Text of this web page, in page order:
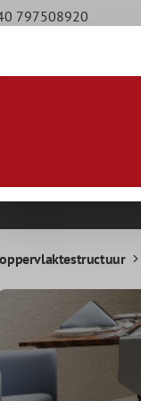
797508920